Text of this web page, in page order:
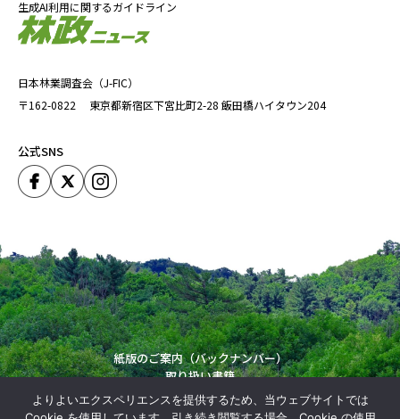
日本林業調査会（J-FIC）
〒162-0822
東京都新宿区下宮比町2-28 飯田橋ハイタウン204
公式SNS
生成AI利用に関するガイドライン
紙版のご案内（バックナンバー）
取り扱い書籍
運営会社
Copyright (C) Japan Forestry Investigation Committie. All Rights Reserved.
よりよいエクスペリエンスを提供するため、当ウェブサイトでは